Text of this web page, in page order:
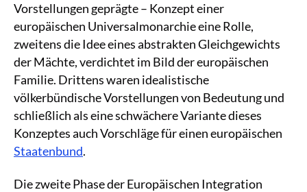
Vorstellungen geprägte – Konzept einer
europäischen Universalmonarchie eine Rolle,
zweitens die Idee eines abstrakten Gleichgewichts
der Mächte, verdichtet im Bild der europäischen
Familie. Drittens waren idealistische
völkerbündische Vorstellungen von Bedeutung und
schließlich als eine schwächere Variante dieses
Konzeptes auch Vorschläge für einen europäischen
Staatenbund.
Die zweite Phase der Europäischen Integration